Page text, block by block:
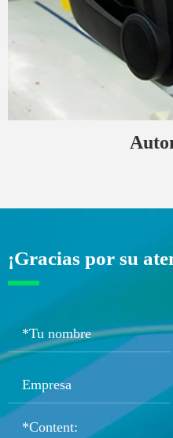
¡Gracias por su